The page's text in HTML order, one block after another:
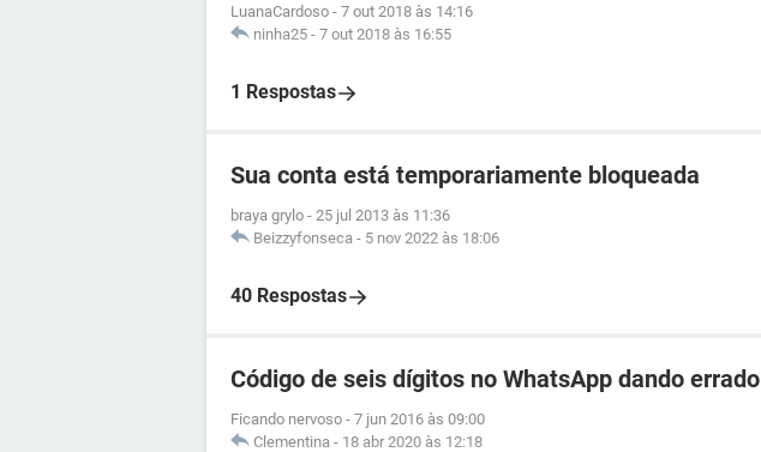
LuanaCardoso - 7 out 2018 às 14:16
ninha25 - 7 out 2018 às 16:55
1 Respostas
Sua conta está temporariamente bloqueada
braya grylo - 25 jul 2013 às 11:36
Beizzyfonseca - 5 nov 2022 às 18:06
40 Respostas
Código de seis dígitos no WhatsApp dando errado
Ficando nervoso - 7 jun 2016 às 09:00
Clementina - 18 abr 2020 às 12:18